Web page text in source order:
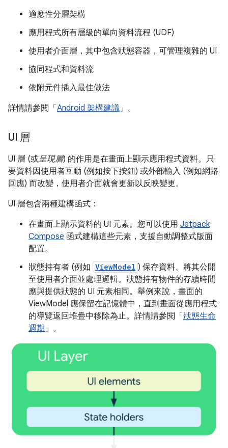
適應性分層架構
應用程式所有層級的單向資料流程 (UDF)
使用者介面層，其中包含狀態容器，可管理複雜的 UI
協同程式和資料流
依附元件插入最佳做法
詳情請參閱「 Android 架構建議」。
UI 層
UI 層 (或呈現層) 的作用是在畫面上顯示應用程式資料。只
要資料因使用者互動 (例如按下按鈕) 或外部輸入 (例如網路
回應) 而改變，使用者介面就會更新以反映變更。
UI 層包含兩種建構函式：
在畫面上顯示資料的 UI 元素。您可以使用 Jetpack
Compose 函式建構這些元素，支援自動調整式版面
配置。
狀態持有者 (例如 ViewModel ) 保存資料、將其公開
至使用者介面並處理邏輯。狀態持有物件的存續時間
應與提供狀態的 UI 元素相同。舉例來說，畫面的
ViewModel 應保留在記憶體中，直到畫面從應用程式
的導覽返回堆疊中移除為止。詳情請參閱「 狀態生命
週期 」。